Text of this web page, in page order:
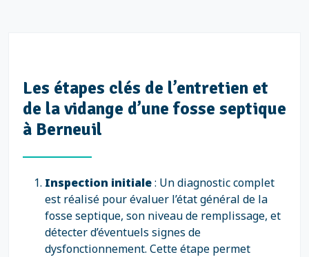
Les étapes clés de l’entretien et
de la vidange d’une fosse septique
à Berneuil
Inspection initiale: Un diagnostic complet
est réalisé pour évaluer l’état général de la
fosse septique, son niveau de remplissage, et
détecter d’éventuels signes de
dysfonctionnement. Cette étape permet